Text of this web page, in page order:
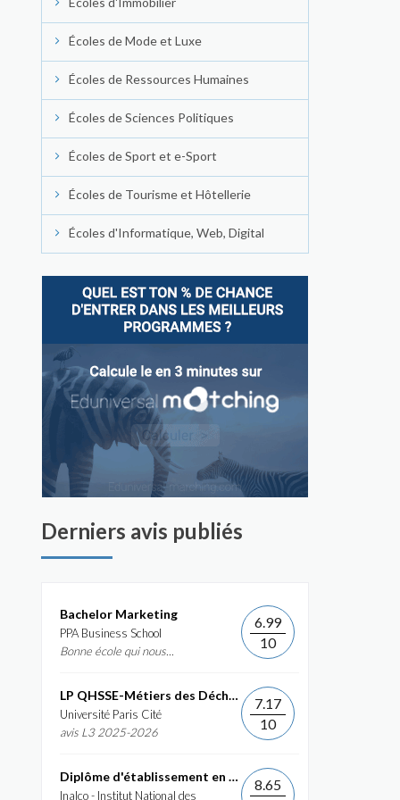
Écoles de Mode et Luxe
Écoles de Ressources Humaines
Écoles de Sciences Politiques
Écoles de Sport et e-Sport
Écoles de Tourisme et Hôtellerie
Écoles d'Informatique, Web, Digital
Derniers avis publiés
Bachelor Marketing
PPA Business School
Bonne école qui nous...
6.99
10
LP QHSSE-Métiers des Déchets et de...
Université Paris Cité
avis L3 2025-2026
7.17
10
Diplôme d'établissement en Commerce International et...
Inalco - Institut National des
8.65